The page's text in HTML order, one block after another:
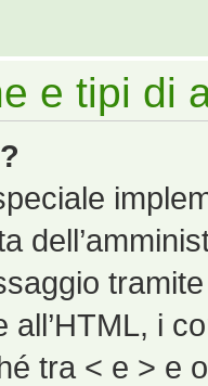
e tipi di
all’HTML, i
tra < e > e